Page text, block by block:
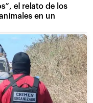
el relato de los
en un